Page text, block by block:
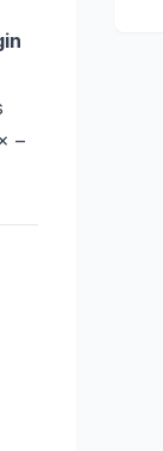
–